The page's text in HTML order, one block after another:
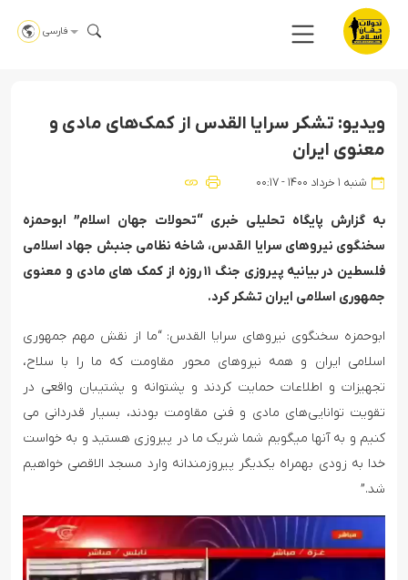
فارسی
ویدیو: تشکر سرایا القدس از کمک‌های مادی و
معنوی ایران
شنبه ۱ خرداد ۱۴۰۰ - ۰۰:۱۷
به گزارش پایگاه تحلیلی خبری “تحولات جهان اسلام” ابوحمزه
سخنگوی نیروهای سرایا القدس، شاخه نظامی جنبش جهاد اسلامی
فلسطین در بیانیه پیروزی جنگ ۱۱ روزه از کمک های مادی و معنوی
جمهوری اسلامی ایران تشکر کرد.
ابوحمزه سخنگوی نیروهای سرایا القدس: “ما از نقش مهم جمهوری
اسلامی ایران و همه نیروهای محور مقاومت که ما را با سلاح،
تجهیزات و اطلاعات حمایت کردند و پشتوانه و پشتیبان واقعی در
تقویت توانایی‌های مادی و فنی مقاومت بودند، بسیار قدردانی می
کنیم و به آنها میگویم شما شریک ما در پیروزی هستید و به خواست
خدا به زودی بهمراه یکدیگر پیروزمندانه وارد مسجد الاقصی خواهیم
شد.”